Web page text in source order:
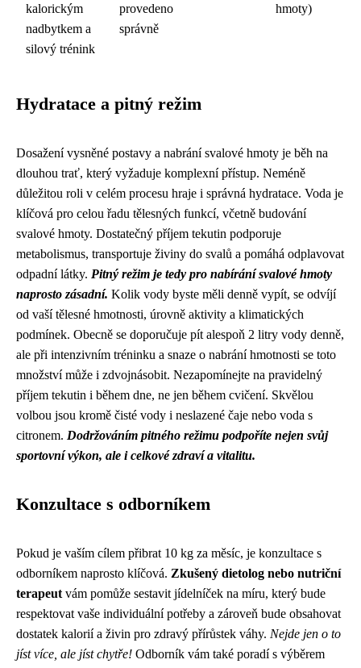
kalorickým
nadbytkem a
silový trénink
provedeno
správně
hmoty)
Hydratace a pitný režim
Dosažení vysněné postavy a nabrání svalové hmoty je běh na
dlouhou trať, který vyžaduje komplexní přístup. Neméně
důležitou roli v celém procesu hraje i správná hydratace. Voda je
klíčová pro celou řadu tělesných funkcí, včetně budování
svalové hmoty. Dostatečný příjem tekutin podporuje
metabolismus, transportuje živiny do svalů a pomáhá odplavovat
odpadní látky. Pitný režim je tedy pro nabírání svalové hmoty
naprosto zásadní. Kolik vody byste měli denně vypít, se odvíjí
od vaší tělesné hmotnosti, úrovně aktivity a klimatických
podmínek. Obecně se doporučuje pít alespoň 2 litry vody denně,
ale při intenzivním tréninku a snaze o nabrání hmotnosti se toto
množství může i zdvojnásobit. Nezapomínejte na pravidelný
příjem tekutin i během dne, ne jen během cvičení. Skvělou
volbou jsou kromě čisté vody i neslazené čaje nebo voda s
citronem. Dodržováním pitného režimu podpoříte nejen svůj
sportovní výkon, ale i celkové zdraví a vitalitu.
Konzultace s odborníkem
Pokud je vaším cílem přibrat 10 kg za měsíc, je konzultace s
odborníkem naprosto klíčová. Zkušený dietolog nebo nutriční
terapeut vám pomůže sestavit jídelníček na míru, který bude
respektovat vaše individuální potřeby a zároveň bude obsahovat
dostatek kalorií a živin pro zdravý přírůstek váhy. Nejde jen o to
jíst více, ale jíst chytře! Odborník vám také poradí s výběrem